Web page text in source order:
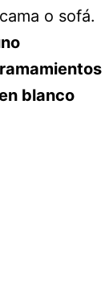
o sofá.
blanco